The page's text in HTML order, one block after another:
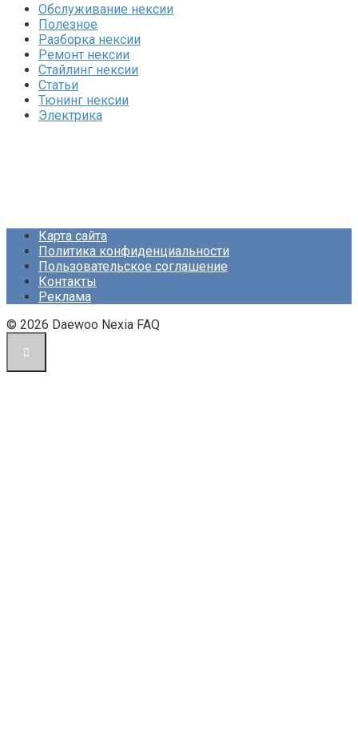
Обслуживание нексии
Полезное
Разборка нексии
Ремонт нексии
Стайлинг нексии
Статьи
Тюнинг нексии
Электрика
Карта сайта
Политика конфиденциальности
Пользовательское соглашение
Контакты
Реклама
© 2026 Daewoo Nexia FAQ